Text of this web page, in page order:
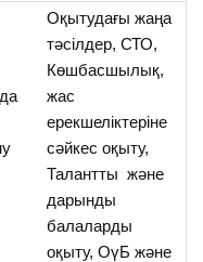
Оқытудағы жаңа
тәсілдер, СТО,
Көшбасшылық,
жас
ерекшеліктеріне
сәйкес оқыту,
Талантты және
дарынды
балаларды
оқыту, ОүБ және